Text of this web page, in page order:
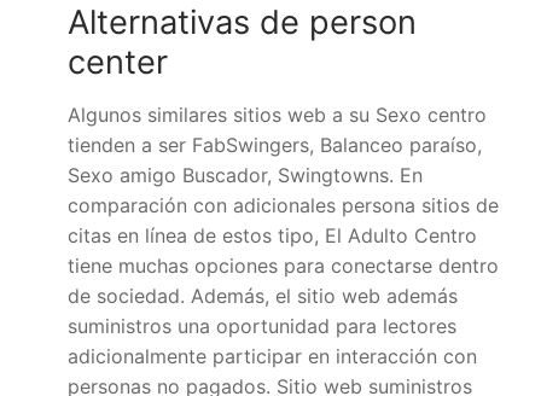
Alternativas de person
center
Algunos similares sitios web a su Sexo centro
tienden a ser FabSwingers, Balanceo paraíso,
Sexo amigo Buscador, Swingtowns. En
comparación con adicionales persona sitios de
citas en línea de estos tipo, El Adulto Centro
tiene muchas opciones para conectarse dentro
de sociedad. Además, el sitio web además
suministros una oportunidad para lectores
adicionalmente participar en interacción con
personas no pagados. Sitio web suministros